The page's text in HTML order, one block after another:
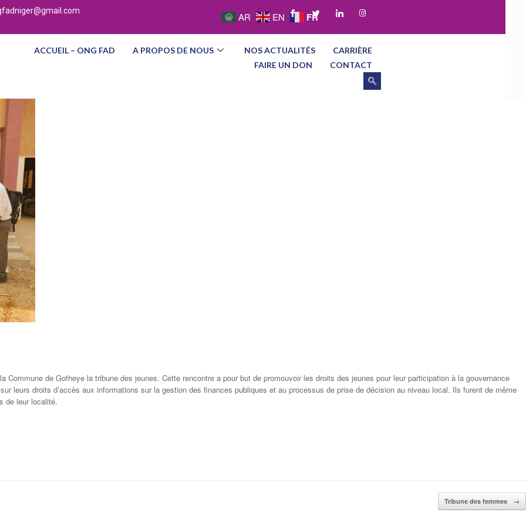
AR EN FR
ACCUEIL – ONG FAD A PROPOS DE NOUS NOS ACTUALITÉS
CARRIÈRE
FAIRE UN DON
CONTACT
Commune de Gotheye la tribune des jeunes. Cette rencontre a pour but de promouvoir les droits des jeunes pour leur participation à la gouvernance
leurs droits d’accès aux informations sur la gestion des finances publiques et au processus de prise de décision au niveau local. Ils furent de même
de leur localité.
Tribune des femmes →